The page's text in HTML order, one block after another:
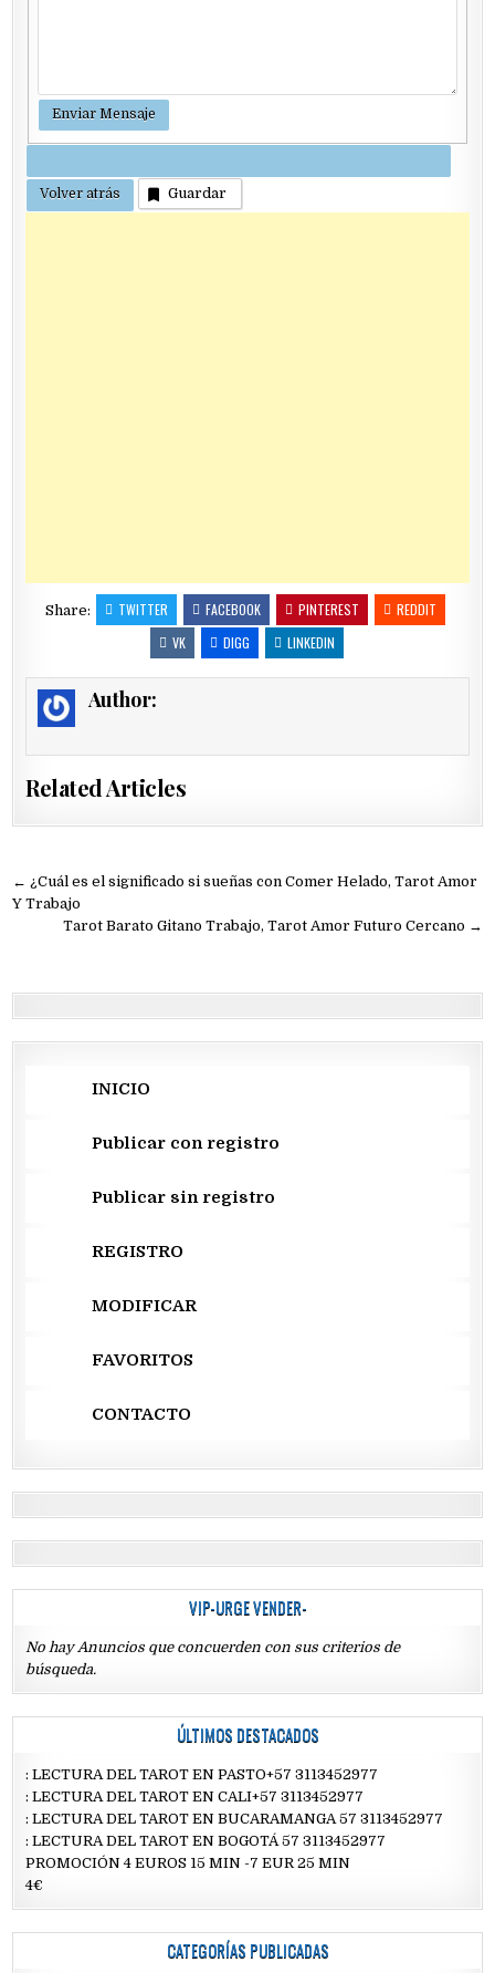
Guardar
Share: TWITTER FACEBOOK PINTEREST
REDDIT
VK
DIGG LINKEDIN
Author:
Related Articles
Navegación
de
← ¿Cuál es el significado si sueñas con Comer Helado, Tarot Amor
Y Trabajo
Tarot Barato Gitano Trabajo, Tarot Amor Futuro Cercano →
INICIO
Publicar con registro
Publicar sin registro
REGISTRO
MODIFICAR
FAVORITOS
CONTACTO
VIP-URGE VENDER-
No hay Anuncios que concuerden con sus criterios de
búsqueda.
ÚLTIMOS DESTACADOS
: LECTURA DEL TAROT EN PASTO+57 3113452977
: LECTURA DEL TAROT EN CALI+57 3113452977
: LECTURA DEL TAROT EN BUCARAMANGA 57 3113452977
: LECTURA DEL TAROT EN BOGOTÁ 57 3113452977
PROMOCIÓN 4 EUROS 15 MIN -7 EUR 25 MIN
4€
CATEGORÍAS PUBLICADAS